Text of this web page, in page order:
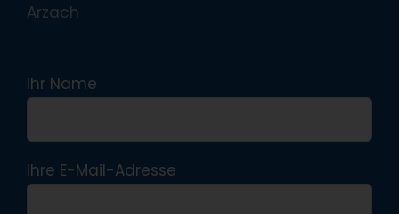
Arzach
Ihr Name
Ihre E-Mail-Adresse